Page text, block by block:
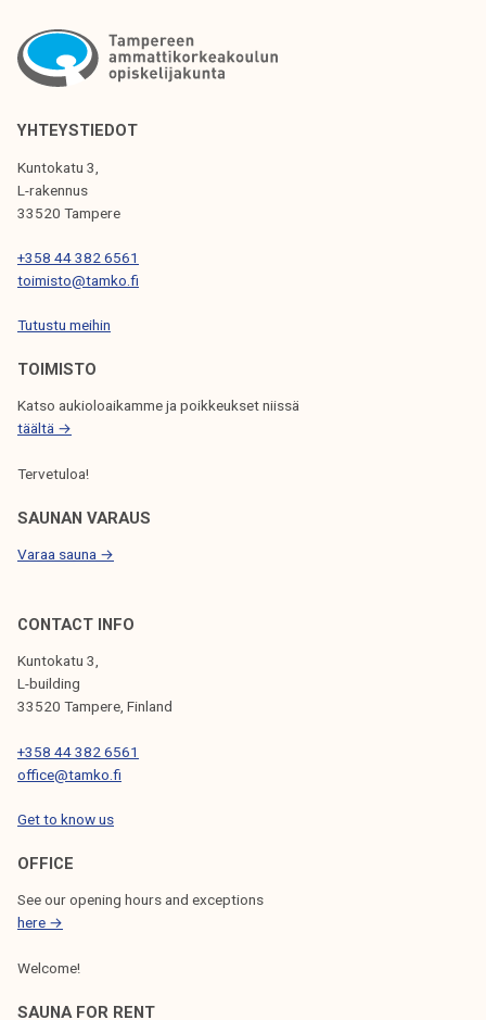
s
k
j
a
u
n
a
Ä
L
H
T
Ö
I
S
Y
Y
S
t
a
a
v
i
s
e
e
p
i
e
l
j
i
a
YHTEYSTIEDOT
Kuntokatu 3,
L-rakennus
33520 Tampere
+358 44 382 6561
toimisto@tamko.fi
Tutustu meihin
TOIMISTO
Katso aukioloaikamme ja poikkeukset niissä
täältä →
Tervetuloa!
SAUNAN VARAUS
Varaa sauna →
CONTACT INFO
Kuntokatu 3,
L-building
33520 Tampere, Finland
+358 44 382 6561
office@tamko.fi
Get to know us
OFFICE
See our opening hours and exceptions
here →
Welcome!
SAUNA FOR RENT